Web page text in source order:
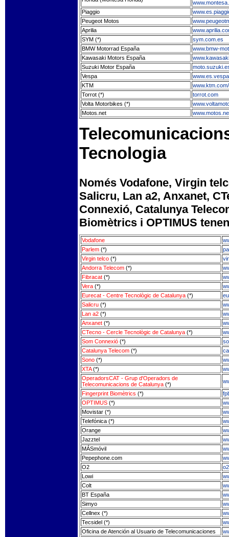
Piaggio
Peugeot Motos
Aprilia
SYM (*)
sym.com.es
BMW Motorrad España
www.bmw-
Kawasaki Motors España
Suzuki Motor España
Vespa
KTM
Torrot (*)
torrot.com
Volta Motorbikes (*)
Motos.net
Tecnologia
Només Vodafone, Virgin
Salicru, Lan a2, Anxanet,
Connexió, Catalunya
Biomètrics i OPTIMUS
Vodafone
Parlem (*)
Virgin telco (*)
Andorra Telecom (*)
Fibracat (*)
Vera (*)
Eurecat - Centre Tecnològic de Catalunya (*)
Salicru (*)
Lan a2 (*)
Anxanet (*)
CTecno - Cercle Tecnològic de Catalunya (*)
Som Connexió (*)
Catalunya Telecom (*)
Sono (*)
XTA(*)
OperadorsCAT - Grup d'Operadors de
Telecomunicacions de Catalunya (*)
Fingerprint Biomètrics (*)
OPTIMUS (*)
Movistar (*)
Telefónica (*)
Orange
Jazztel
MÁSmóvil
Pepephone.com
O2
Lowi
Colt
BT España
Simyo
Cellnex (*)
Tecsidel (*)
Oficina de Atención al Usuario de Telecomunicaciones